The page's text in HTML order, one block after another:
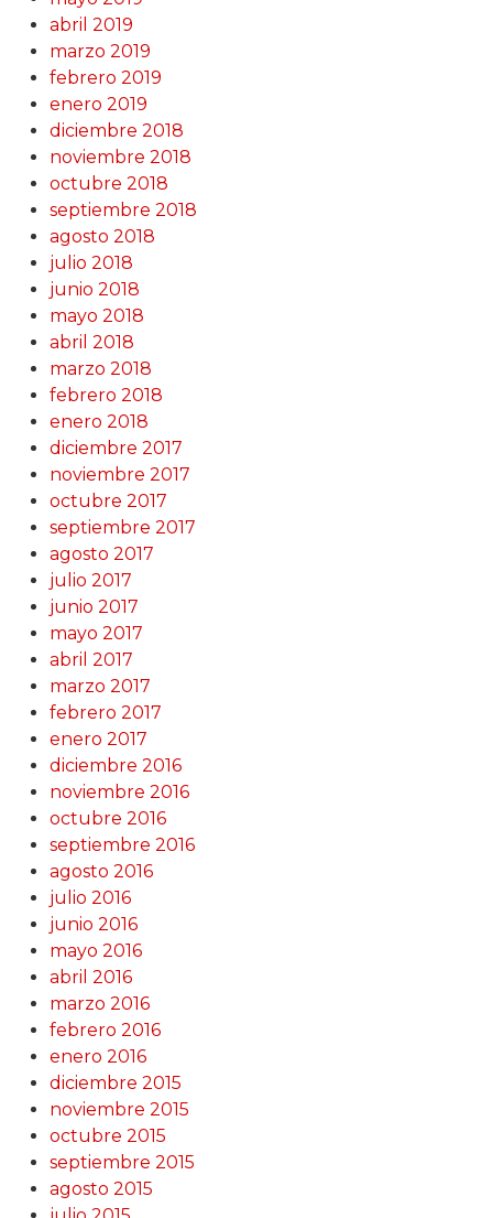
abril 2019
marzo 2019
febrero 2019
enero 2019
diciembre 2018
noviembre 2018
octubre 2018
septiembre 2018
agosto 2018
julio 2018
junio 2018
mayo 2018
abril 2018
marzo 2018
febrero 2018
enero 2018
diciembre 2017
noviembre 2017
octubre 2017
septiembre 2017
agosto 2017
julio 2017
junio 2017
mayo 2017
abril 2017
marzo 2017
febrero 2017
enero 2017
diciembre 2016
noviembre 2016
octubre 2016
septiembre 2016
agosto 2016
julio 2016
junio 2016
mayo 2016
abril 2016
marzo 2016
febrero 2016
enero 2016
diciembre 2015
noviembre 2015
octubre 2015
septiembre 2015
agosto 2015